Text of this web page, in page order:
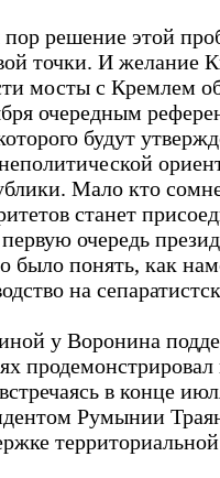
пор решение этой
точки. И желание
мосты с Кремлем
очередным
будут
Мало кто
станет
очередь
было понять, как
на
у Воронина
в конце
Румынии